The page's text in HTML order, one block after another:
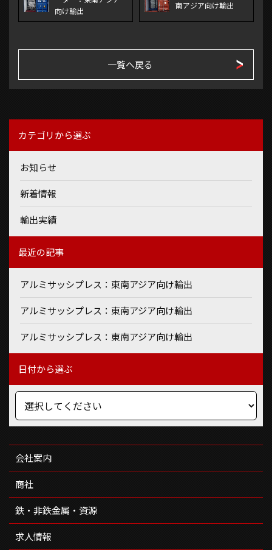
向け輸出
南アジア向け輸出
一覧へ戻る
カテゴリから選ぶ
お知らせ
新着情報
輸出実績
最近の記事
アルミサッシプレス：東南アジア向け輸出
アルミサッシプレス：東南アジア向け輸出
アルミサッシプレス：東南アジア向け輸出
日付から選ぶ
会社案内
商社
鉄・非鉄金属・資源
求人情報